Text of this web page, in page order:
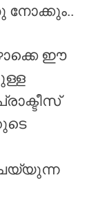
നോക്കും..
ഈ